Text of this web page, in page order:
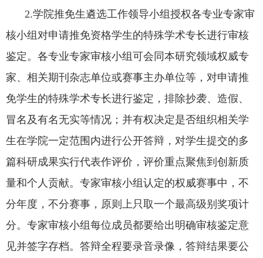
2.学院推免生遴选工作领导小组授权各专业专家审
核小组对申请推免资格学生的特殊学术专长进行审核
鉴定。各专业专家审核小组可会同本研究领域权威专
家、相关期刊杂志单位或赛事主办单位等，对申请推
免学生的特殊学术专长进行鉴定，排除抄袭、造假、
冒名及有名无实等情况；并有权决定是否组织相关学
生在学院一定范围内进行公开答辩，对学生提交的多
篇科研成果实行代表作评价，评价重点聚焦到创新质
量和个人贡献。专家审核小组认定的权威赛事中，不
分年度，不分赛事，原则上只取一个最高级别奖项计
分。专家审核小组每位成员都要给出明确审核鉴定意
见并签字存档。答辩全程要录音录像，答辩结果要公